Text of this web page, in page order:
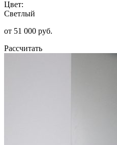
Цвет:
Светлый
от 51 000 руб.
Рассчитать